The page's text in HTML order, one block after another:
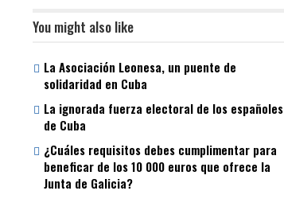
You might also like
La Asociación Leonesa, un puente de
solidaridad en Cuba
La ignorada fuerza electoral de los españoles
de Cuba
¿Cuáles requisitos debes cumplimentar para
beneficar de los 10 000 euros que ofrece la
Junta de Galicia?